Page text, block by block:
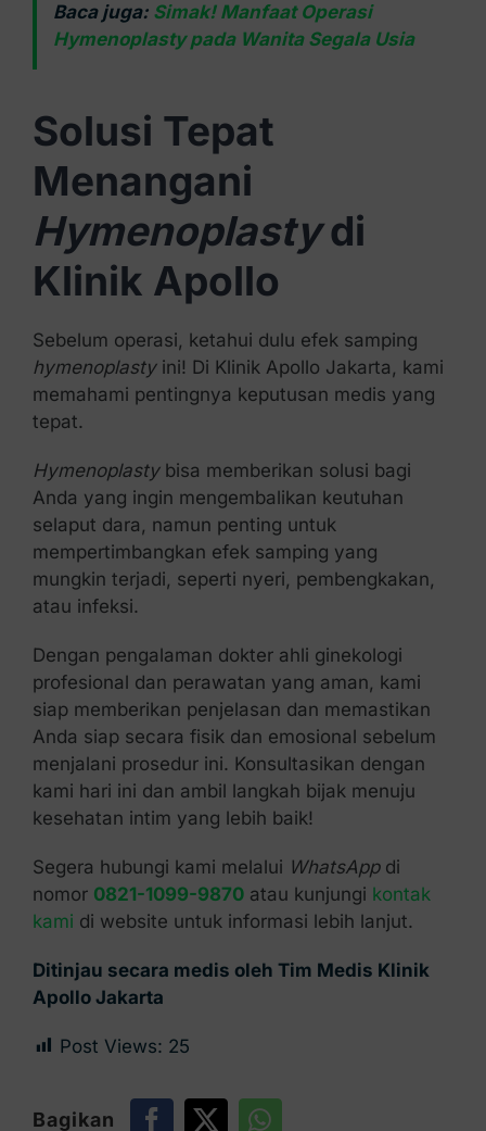
Baca juga: Simak! Manfaat Operasi
Hymenoplasty pada Wanita Segala Usia
Solusi Tepat
Menangani
Hymenoplastydi
Klinik Apollo
Sebelum operasi, ketahui dulu efek samping
hymenoplastyini! Di Klinik Apollo Jakarta, kami
memahami pentingnya keputusan medis yang
tepat.
Hymenoplastybisa memberikan solusi bagi
Anda yang ingin mengembalikan keutuhan
selaput dara, namun penting untuk
mempertimbangkan efek samping yang
mungkin terjadi, seperti nyeri, pembengkakan,
atau infeksi.
Dengan pengalaman dokter ahli ginekologi
profesional dan perawatan yang aman, kami
siap memberikan penjelasan dan memastikan
Anda siap secara fisik dan emosional sebelum
menjalani prosedur ini. Konsultasikan dengan
kami hari ini dan ambil langkah bijak menuju
kesehatan intim yang lebih baik!
Segera hubungi kami melalui WhatsAppdi
nomor 0821-1099-9870atau kunjungi kontak
kami di website untuk informasi lebih lanjut.
Ditinjau secara medis oleh Tim Medis Klinik
Apollo Jakarta
Post Views: 25
Bagikan